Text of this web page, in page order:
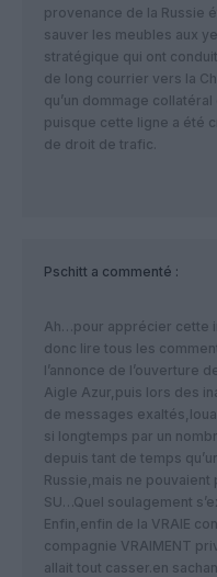
provenance de la Russie
sauver les meubles aux
stratégique qui ont
de long courrier vers la
qu’un dommage
puisque cette ligne a été
de droit de trafic.
Pschitt a commenté :
Ah…pour apprécier cette
donc lire tous les
l’annonce de l’ouverture
Aigle Azur,puis lors des
de messages
si longtemps par un
depuis tant de temps
Russie,mais ne pouvaient
SU…Quel soulagement
Enfin,enfin de la VRAIE
compagnie VRAIMENT
allait tout casser.en